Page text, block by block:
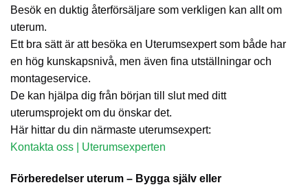
Besök en duktig återförsäljare som verkligen kan allt om
uterum.
Ett bra sätt är att besöka en Uterumsexpert som både har
en hög kunskapsnivå, men även fina utställningar och
montageservice.
De kan hjälpa dig från början till slut med ditt
uterumsprojekt om du önskar det.
Här hittar du din närmaste uterumsexpert:
Kontakta oss | Uterumsexperten
Förberedelser uterum – Bygga själv eller